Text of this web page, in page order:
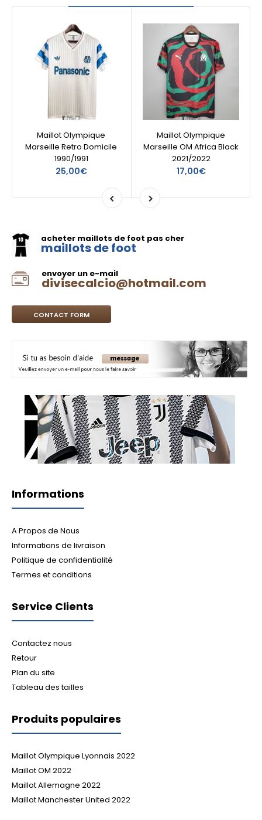
Maillot Olympique
Marseille Retro Domicile
1990/1991
25,00€
Maillot Olympique
Marseille OM Africa Black
2021/2022
17,00€
acheter maillots de foot pas cher
maillots de foot
envoyer un e-mail
divisecalcio@hotmail.com
CONTACT FORM
Informations
A Propos de Nous
Informations de livraison
Politique de confidentialité
Termes et conditions
Service Clients
Contactez nous
Retour
Plan du site
Tableau des tailles
Produits populaires
Maillot Olympique Lyonnais 2022
Maillot OM 2022
Maillot Allemagne 2022
Maillot Manchester United 2022